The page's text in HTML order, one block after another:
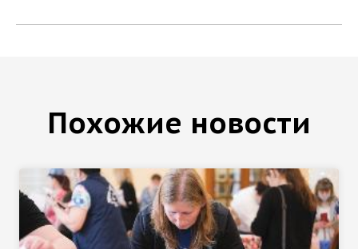
Похожие новости